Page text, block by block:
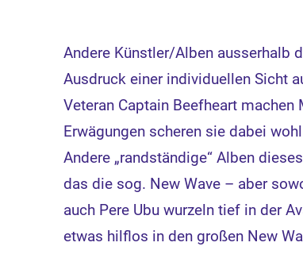
Andere Künstler/Alben ausserhalb
Ausdruck einer individuellen Sicht
Veteran Captain Beefheart
Erwägungen scheren sie dabei
Andere „randständige“ Alben
das die sog. New Wave – aber
auch Pere Ubu wurzeln tief in der
etwas hilflos in den großen New